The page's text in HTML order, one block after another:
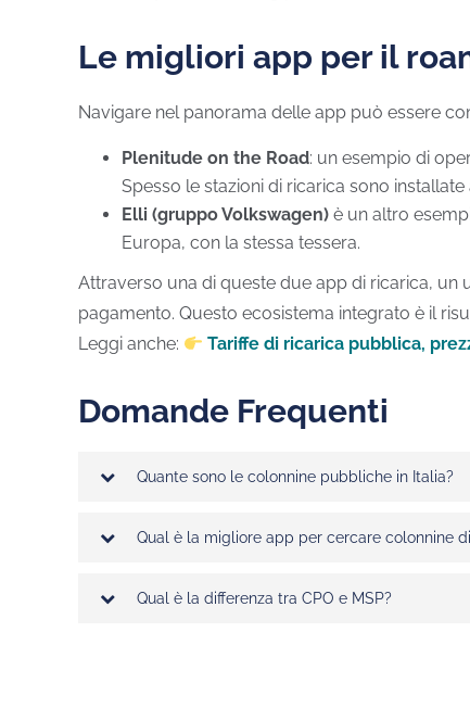
Le migliori app per il
Navigare nel panorama delle app può essere
Plenitude on the Road: un esempio di
Spesso le stazioni di ricarica sono
Elli (gruppo Volkswagen) è un altro
Europa, con la stessa tessera.
Attraverso una di queste due app di ricarica,
pagamento. Questo ecosistema integrato è il
Leggi anche:
Tariffe di ricarica pubblica,
Domande Frequenti
Quante sono le colonnine pubbliche in Italia?
Qual è la migliore app per cercare colonnine
Qual è la differenza tra CPO e MSP?